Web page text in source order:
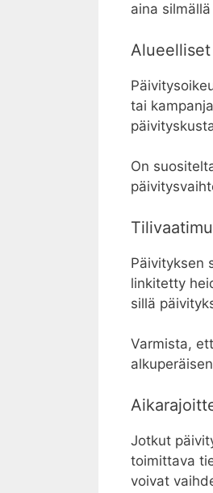
aina
tai
On
Päivityksen
linkitetty
sillä
Varmista,
Jotkut
toimittava
voivat